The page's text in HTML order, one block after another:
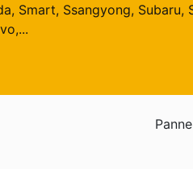
Smart, Ssangyong, Subaru,